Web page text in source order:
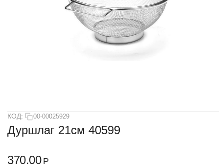
КОД: 00-00025929
Дуршлаг 21см 40599
370.00 Р